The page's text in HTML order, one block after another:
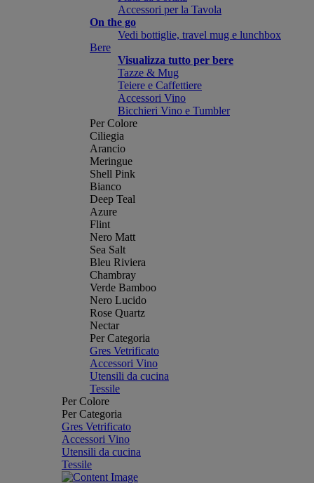
Accessori per la Tavola
On the go
Vedi bottiglie, travel mug e lunchbox
Bere
Visualizza tutto per bere
Tazze & Mug
Teiere e Caffettiere
Accessori Vino
Bicchieri Vino e Tumbler
Per Colore
Ciliegia
Arancio
Meringue
Shell Pink
Bianco
Deep Teal
Azure
Flint
Nero Matt
Sea Salt
Bleu Riviera
Chambray
Verde Bamboo
Nero Lucido
Rose Quartz
Nectar
Per Categoria
Gres Vetrificato
Accessori Vino
Utensili da cucina
Tessile
Per Colore
Per Categoria
Gres Vetrificato
Accessori Vino
Utensili da cucina
Tessile